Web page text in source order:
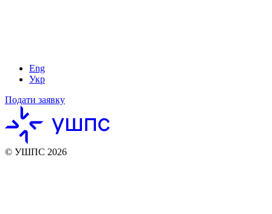
Eng
Укр
Подати заявку
© УШПС 2026